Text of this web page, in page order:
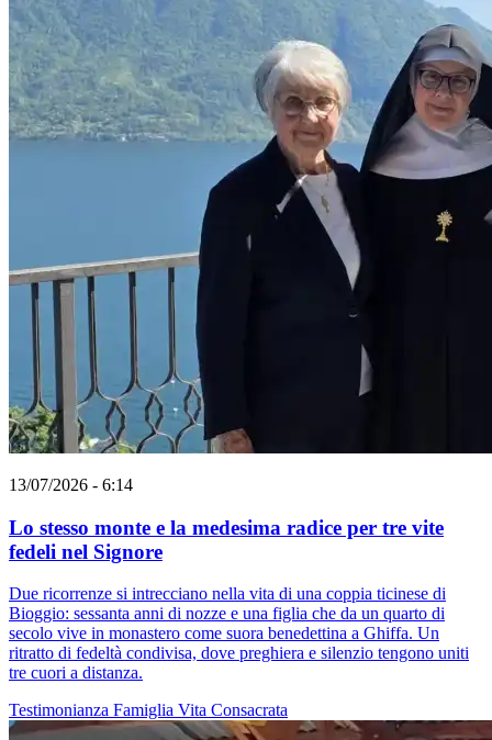
13/07/2026 - 6:14
Lo stesso monte e la medesima radice per tre vite
fedeli nel Signore
Due ricorrenze si intrecciano nella vita di una coppia ticinese di
Bioggio: sessanta anni di nozze e una figlia che da un quarto di
secolo vive in monastero come suora benedettina a Ghiffa. Un
ritratto di fedeltà condivisa, dove preghiera e silenzio tengono uniti
tre cuori a distanza.
Testimonianza Famiglia Vita Consacrata